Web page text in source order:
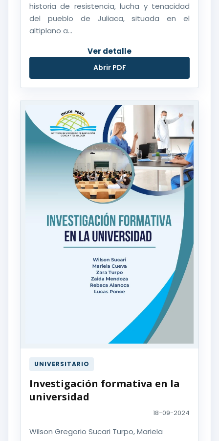
historia de resistencia, lucha y tenacidad
del pueblo de Juliaca, situada en el
altiplano a...
Ver detalle
Abrir PDF
UNIVERSITARIO
Investigación formativa en la
universidad
18-09-2024
Wilson Gregorio Sucari Turpo, Mariela